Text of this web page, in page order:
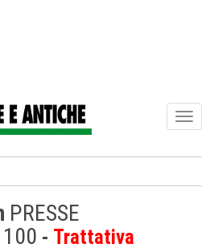
PRESSE
Trattativa